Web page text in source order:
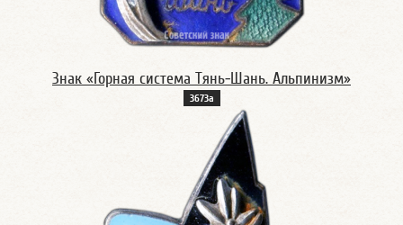
Знак «Горная система Тянь-Шань. Альпинизм»
3673а